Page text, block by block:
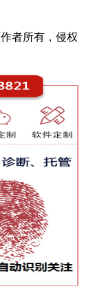
者所有，侵权